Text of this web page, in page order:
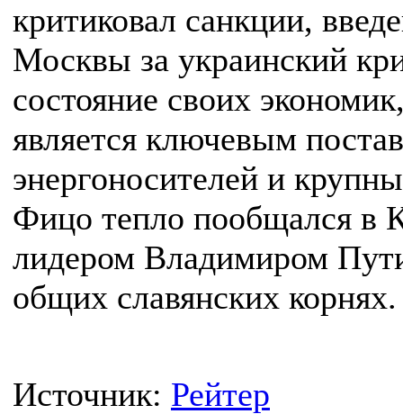
критиковал санкции,
Москвы за украинский
состояние своих
является ключевым
энергоносителей и
Фицо тепло пообщался в
лидером Владимиром
общих славянских корнях.
Источник: Рейтер